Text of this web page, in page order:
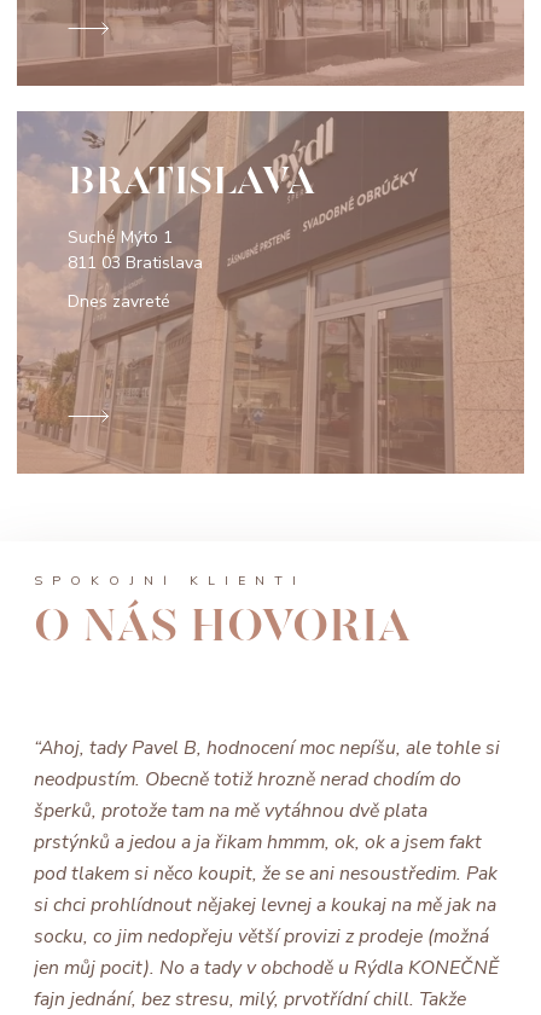
BRATISLAVA
Suché Mýto 1
811 03 Bratislava
Dnes zavreté
SPOKOJNÍ KLIENTI
O NÁS HOVORIA
“Ahoj, tady Pavel B, hodnocení moc nepíšu, ale tohle si
neodpustím. Obecně totiž hrozně nerad chodím do
šperků, protože tam na mě vytáhnou dvě plata
prstýnků a jedou a ja řikam hmmm, ok, ok a jsem fakt
pod tlakem si něco koupit, že se ani nesoustředim. Pak
si chci prohlídnout nějakej levnej a koukaj na mě jak na
socku, co jim nedopřeju větší provizi z prodeje (možná
jen můj pocit). No a tady v obchodě u Rýdla KONEČNĚ
fajn jednání, bez stresu, milý, prvotřídní chill. Takže